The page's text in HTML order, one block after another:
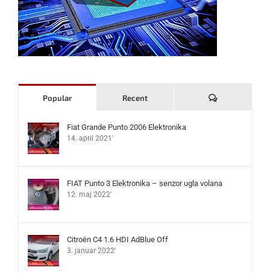
Popular Recent Komentari
Fiat Grande Punto 2006 Elektronika
14. april 2021'
FIAT Punto 3 Elektronika – senzor ugla volana
12. maj 2022'
Citroën C4 1.6 HDI AdBlue Off
3. januar 2022'